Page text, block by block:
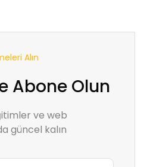
Alın
Abone Olun
ve web
güncel kalın